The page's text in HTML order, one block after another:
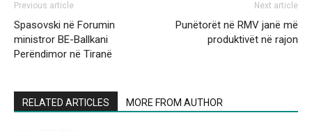
Previous article
Spasovski në Forumin
ministror BE-Ballkani
Perëndimor në Tiranë
Next article
Punëtorët në RMV janë më
produktivët në rajon
RELATED ARTICLES MORE FROM AUTHOR